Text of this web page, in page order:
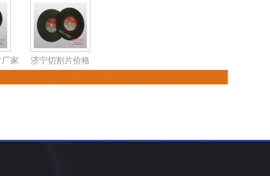
家 济宁切割片价格